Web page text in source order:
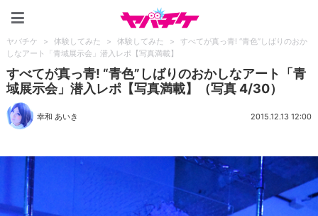
ヤバチケ > 体験してみた > 体験してみた >
すべてが真っ青! “青色”しばりのおか
しなアート「青域展示会」潜入レポ【写真満載】
すべてが真っ青! “青色”しばりのおかしなアート「青
域展示会」潜入レポ【写真満載】（写真 4/30）
幸和 あいき 2015.12.13 12:00